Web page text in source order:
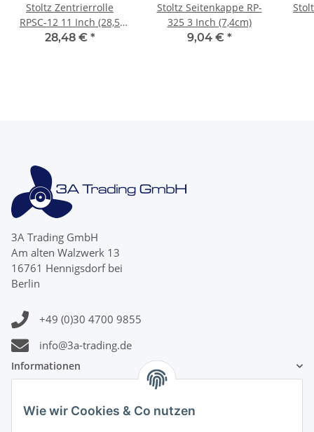
Wie wir Cookies & Co nutzen
Stoltz Zentrierrolle
RPSC-12 11 Inch (28,5
cm)
28,48 € *
Stoltz Seitenkappe RP-
325 3 Inch (7,4cm)
9,04 € *
3A Trading GmbH
Am alten Walzwerk 13
16761 Hennigsdorf bei
Berlin
+49 (0)30 4700 9855
info@3a-trading.de
Informationen
Gesetzliche Informationen